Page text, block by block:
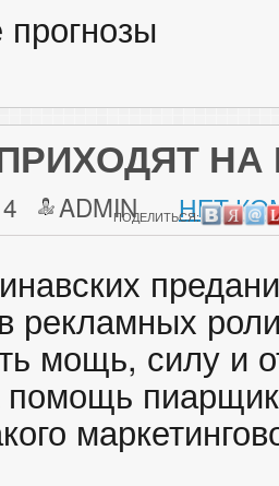
ADMIN НЕТ
ПОДЕЛИТЬСЯ:
рекламных
мощь, силу и
помощь